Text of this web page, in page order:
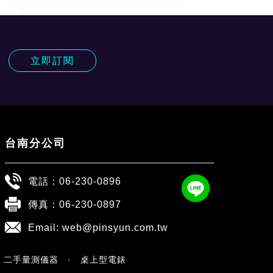
立即訂閱
台南分公司
電話： 06-230-0896
傳真：06-230-0897
Email: web@pinsyun.com.tw
二手量測儀器 · 桌上型電錶